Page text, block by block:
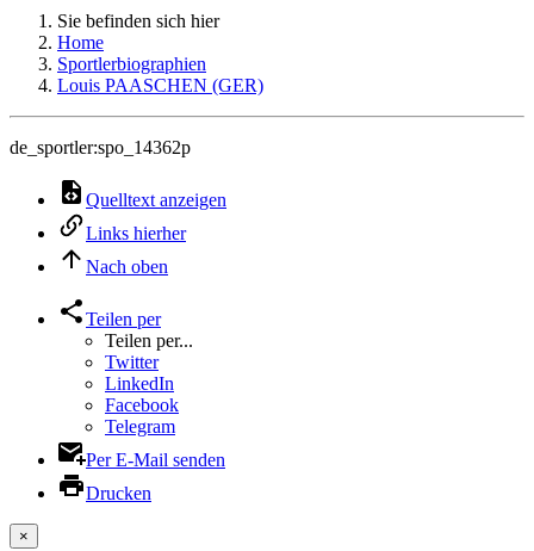
Sie befinden sich hier
Home
Sportlerbiographien
Louis PAASCHEN (GER)
de_sportler:spo_14362p
Quelltext anzeigen
Links hierher
Nach oben
Teilen per
Teilen per...
Twitter
LinkedIn
Facebook
Telegram
Per E-Mail senden
Drucken
×